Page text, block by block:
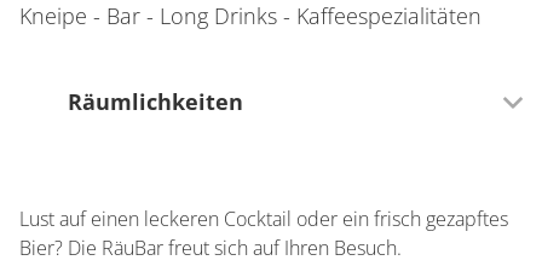
Kneipe - Bar - Long Drinks - Kaffeespezialitäten
Räumlichkeiten
0 Sitzplätze (außen)
Lust auf einen leckeren Cocktail oder ein frisch gezapftes
Bier? Die RäuBar freut sich auf Ihren Besuch.